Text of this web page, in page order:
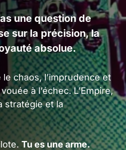
une question de
sur la précision, la
absolue.
chaos, l’imprudence et
à l’échec. L’Empire,
stratégie et la
Tu es une arme.